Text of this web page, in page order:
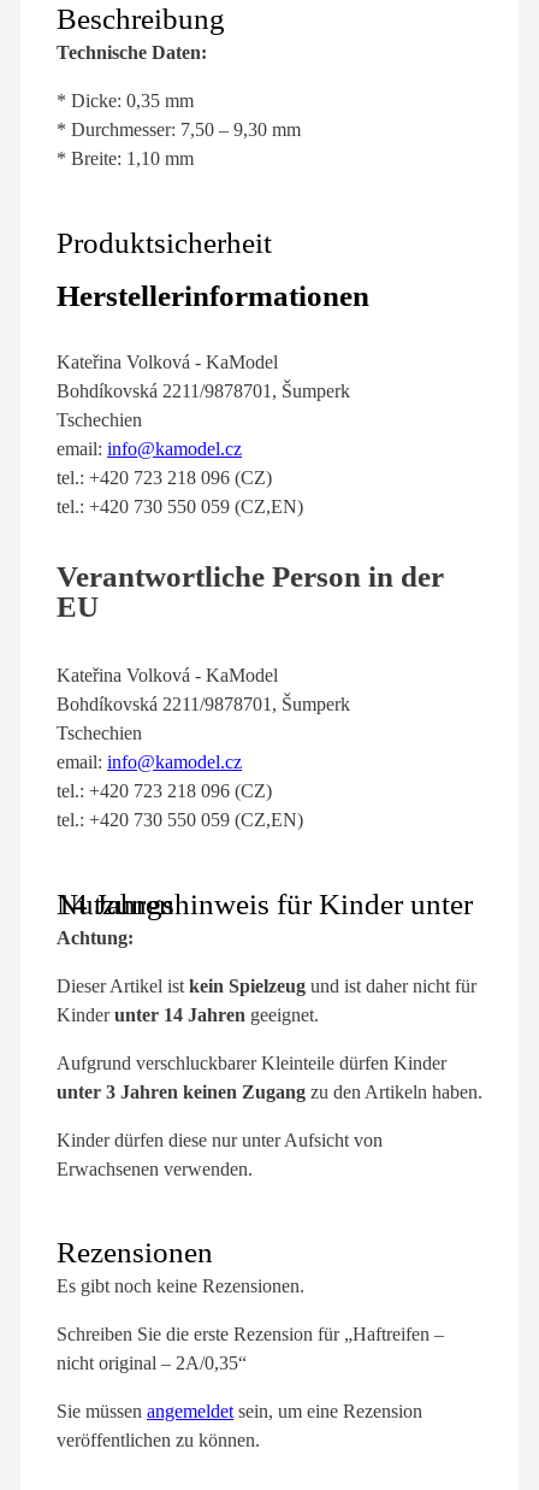
Beschreibung
Technische Daten:
* Dicke: 0,35 mm
* Durchmesser: 7,50 – 9,30 mm
* Breite: 1,10 mm
Produktsicherheit
Herstellerinformationen
Kateřina Volková - KaModel
Bohdíkovská 2211/9878701, Šumperk
Tschechien
email: info@kamodel.cz
tel.: +420 723 218 096 (CZ)
tel.: +420 730 550 059 (CZ,EN)
Verantwortliche Person in der
EU
Kateřina Volková - KaModel
Bohdíkovská 2211/9878701, Šumperk
Tschechien
email: info@kamodel.cz
tel.: +420 723 218 096 (CZ)
tel.: +420 730 550 059 (CZ,EN)
Nutzungshinweis für Kinder unter 14 Jahren
Achtung:
Dieser Artikel ist kein Spielzeug und ist daher nicht für
Kinderunter 14 Jahren geeignet.
Aufgrund verschluckbarer Kleinteile dürfen Kinder
unter 3 Jahren keinen Zugang zu den Artikeln haben.
Kinder dürfen diese nur unter Aufsicht von
Erwachsenen verwenden.
Rezensionen
Es gibt noch keine Rezensionen.
Schreiben Sie die erste Rezension für „Haftreifen –
nicht original – 2A/0,35“
Sie müssen angemeldet sein, um eine Rezension
veröffentlichen zu können.